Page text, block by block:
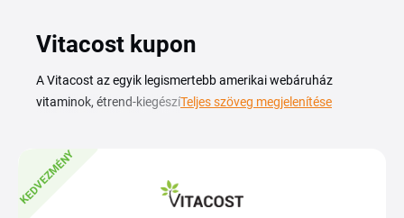
Vitacost kupon
A Vitacost az egyik legismertebb amerikai webáruház
vitaminok, étrend-kiegészítők, természetes kozmetikumok
ásványi anyagokat, fehérjeporokat és organikus
termékeket, amelyeket itthon nehezebben találsz meg. Az
aktuális Vitacost kupon és akció segítségével a természetes
Teljes szöveg megjelenítése
KEDVEZMÉNY